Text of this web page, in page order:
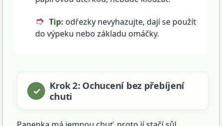
Tip: odřezky nevyhazujte, dají se použít
do výpeku nebo základu omáčky.
Krok 2: Ochucení bez přebíjení
chuti